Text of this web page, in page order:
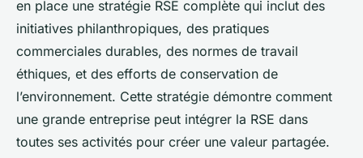
en place une stratégie RSE complète qui inclut des
initiatives philanthropiques, des pratiques
commerciales durables, des normes de travail
éthiques, et des efforts de conservation de
l’environnement. Cette stratégie démontre comment
une grande entreprise peut intégrer la RSE dans
toutes ses activités pour créer une valeur partagée.